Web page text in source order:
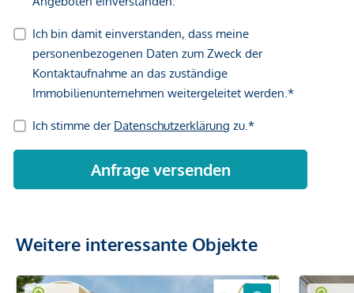
Weitere interessante Objekte